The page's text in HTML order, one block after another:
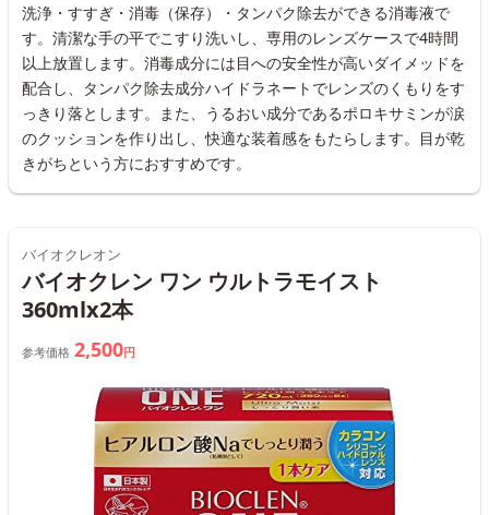
洗浄・すすぎ・消毒（保存）・タンパク除去ができる消毒液で
す。清潔な手の平でこすり洗いし、専用のレンズケースで4時間
以上放置します。消毒成分には目への安全性が高いダイメッドを
配合し、タンパク除去成分ハイドラネートでレンズのくもりをす
っきり落とします。また、うるおい成分であるポロキサミンが涙
のクッションを作り出し、快適な装着感をもたらします。目が乾
きがちという方におすすめです。
バイオクレオン
バイオクレン ワン ウルトラモイスト
360mlx2本
参考価格 2,500円